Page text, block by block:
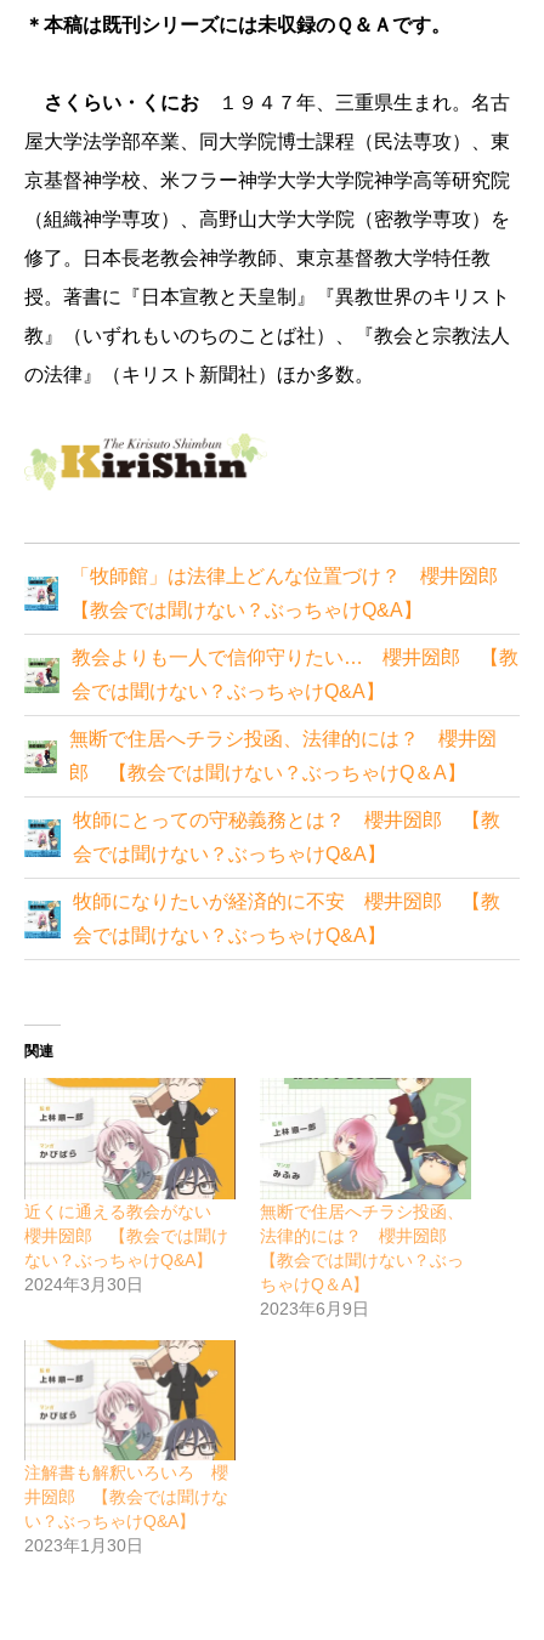
＊本稿は既刊シリーズには未収録のＱ＆Ａです。
さくらい・くにお １９４７年、三重県生まれ。名古
屋大学法学部卒業、同大学院博士課程（民法専攻）、東
京基督神学校、米フラー神学大学大学院神学高等研究院
（組織神学専攻）、高野山大学大学院（密教学専攻）を
修了。日本長老教会神学教師、東京基督教大学特任教
授。著書に『日本宣教と天皇制』『異教世界のキリスト
教』（いずれもいのちのことば社）、『教会と宗教法人
の法律』（キリスト新聞社）ほか多数。
「牧師館」は法律上どんな位置づけ？ 櫻井圀郎
【教会では聞けない？ぶっちゃけQ&A】
教会よりも一人で信仰守りたい… 櫻井圀郎 【教
会では聞けない？ぶっちゃけQ&A】
無断で住居へチラシ投函、法律的には？ 櫻井圀
郎 【教会では聞けない？ぶっちゃけQ＆A】
牧師にとっての守秘義務とは？ 櫻井圀郎 【教
会では聞けない？ぶっちゃけQ&A】
牧師になりたいが経済的に不安 櫻井圀郎 【教
会では聞けない？ぶっちゃけQ&A】
関連
近くに通える教会がない
櫻井圀郎 【教会では聞け
ない？ぶっちゃけQ&A】
2024年3月30日
無断で住居へチラシ投函、
法律的には？ 櫻井圀郎
【教会では聞けない？ぶっ
ちゃけQ＆A】
2023年6月9日
注解書も解釈いろいろ 櫻
井圀郎 【教会では聞けな
い？ぶっちゃけQ&A】
2023年1月30日